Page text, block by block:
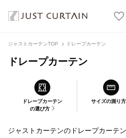
ジャストカーテンTOP ドレープカーテン
ドレープカーテン
ドレープカーテン
の選び方
サイズの測り方
ジャストカーテンのドレープカーテ